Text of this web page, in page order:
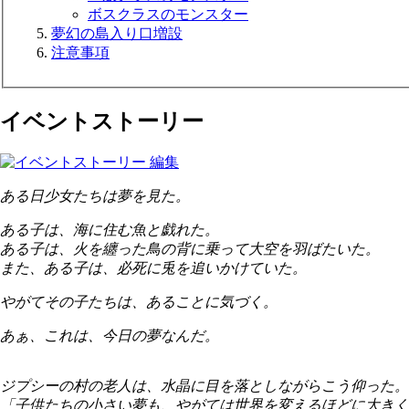
ボスクラスのモンスター
夢幻の島入り口増設
注意事項
イベントストーリー
ある日少女たちは夢を見た。
ある子は、海に住む魚と戯れた。
ある子は、火を纏った鳥の背に乗って大空を羽ばたいた。
また、ある子は、必死に兎を追いかけていた。
やがてその子たちは、あることに気づく。
あぁ、これは、今日の夢なんだ。
ジプシーの村の老人は、水晶に目を落としながらこう仰った。
「子供たちの小さい夢も、やがては世界を変えるほどに大き